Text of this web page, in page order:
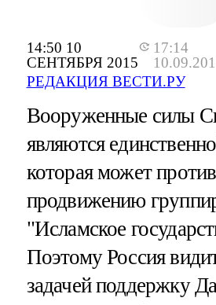
14:50 10
СЕНТЯБРЯ 2015
17:14
РЕДАКЦИЯ ВЕСТИ.РУ
Вооруженные силы
являются
которая может
продвижению
"Исламское
Поэтому Россия
задачей поддержку